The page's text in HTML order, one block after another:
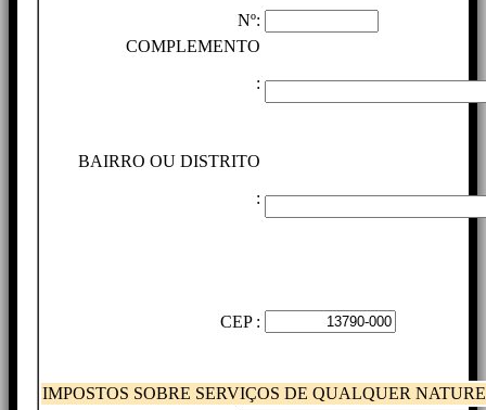
Nº:
COMPLEMENTO
:
BAIRRO OU DISTRITO
:
CEP :
IMPOSTOS SOBRE SERVIÇOS DE QUALQUER